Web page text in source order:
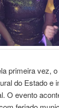
primeira vez,
do Estado e
O evento